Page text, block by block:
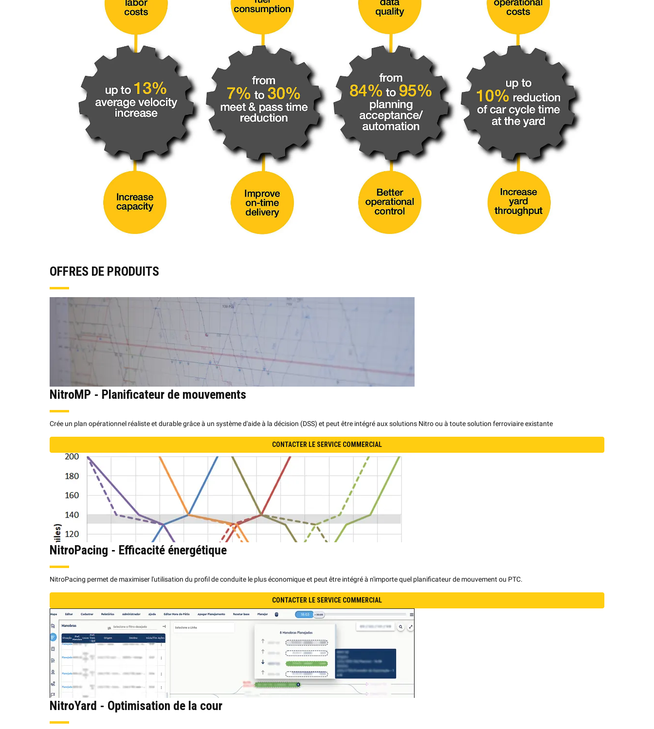
OFFRES DE PRODUITS
NitroMP - Planificateur de mouvements
Crée un plan opérationnel réaliste et durable grâce à un système d'aide à la décision (DSS) et peut être intégré aux solutions Nitro ou à toute solution ferroviaire existante
CONTACTER LE SERVICE COMMERCIAL
NitroPacing - Efficacité énergétique
NitroPacing permet de maximiser l'utilisation du profil de conduite le plus économique et peut être intégré à n'importe quel planificateur de mouvement ou PTC.
CONTACTER LE SERVICE COMMERCIAL
NitroYard - Optimisation de la cour